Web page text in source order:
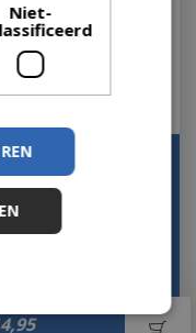
Balm - for
,95
bijna uitverkocht!
Niet-